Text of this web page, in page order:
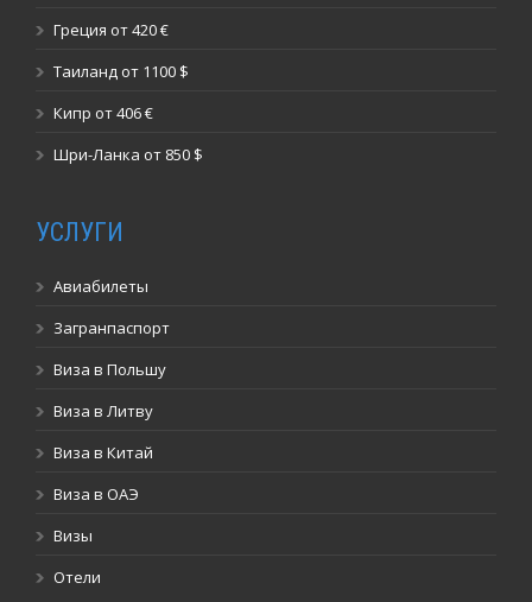
Греция от 420 €
Таиланд от 1100 $
Кипр от 406 €
Шри-Ланка от 850 $
УСЛУГИ
Авиабилеты
Загранпаспорт
Виза в Польшу
Виза в Литву
Виза в Китай
Виза в ОАЭ
Визы
Отели